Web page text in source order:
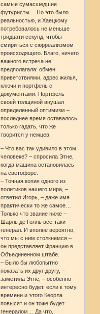
самые сумасшедшие
футуристы… Но это было
реальностью, и Хаецкому
потребовалось не меньше
тридцати секунд, чтобы
смириться с сюрреализмом
происходящего. Благо, ничего
важного встреча не
предполагала: обмен
приветствиями, адрес жилья,
ключи и портфель с
документами. Портфель
своей толщиной внушал
определенный оптимизм –
последнее время оставалось
только гадать, что же
творится у немцев.
– Что вас так удивило в этом
человеке? – спросила Этне,
когда машина остановилась
на светофоре.
– Точная копия одного из
политиков нашего мира, –
ответил Игорь, – даже имя
практически то же самое…
Только что звание ниже –
Шарль де Голль все-таки
генерал. И вполне вероятно,
что мы с ним столкнемся –
он представляет Францию в
Объединенном штабе.
– Было бы любопытно
показать их друг другу, –
заметила Этне, – особенно
интересно будет, если к тому
времени и этого Кеорла
повысят и он тоже будет
генералом… Да что,